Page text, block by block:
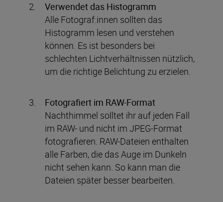
Verwendet das Histogramm
Alle Fotograf:innen sollten das
Histogramm lesen und verstehen
können. Es ist besonders bei
schlechten Lichtverhältnissen nützlich,
um die richtige Belichtung zu erzielen.
Fotografiert im RAW-Format
Nachthimmel solltet ihr auf jeden Fall
im RAW- und nicht im JPEG-Format
fotografieren. RAW-Dateien enthalten
alle Farben, die das Auge im Dunkeln
nicht sehen kann. So kann man die
Dateien später besser bearbeiten.